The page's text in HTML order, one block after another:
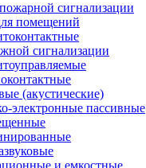
сигнализации
помещений
сигнализации
(акустические)
электронные пассивные
и емкостные